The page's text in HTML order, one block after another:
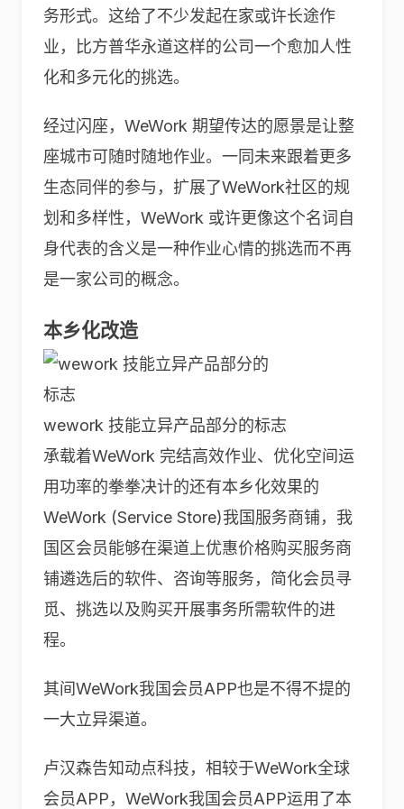
务形式。这给了不少发起在家或许长途作
业，比方普华永道这样的公司一个愈加人性
化和多元化的挑选。
经过闪座，WeWork 期望传达的愿景是让整
座城市可随时随地作业。一同未来跟着更多
生态同伴的参与，扩展了WeWork社区的规
划和多样性，WeWork 或许更像这个名词自
身代表的含义是一种作业心情的挑选而不再
是一家公司的概念。
本乡化改造
wework 技能立异产品部分的标志
承载着WeWork 完结高效作业、优化空间运
用功率的拳拳决计的还有本乡化效果的
WeWork (Service Store)我国服务商铺，我
国区会员能够在渠道上优惠价格购买服务商
铺遴选后的软件、咨询等服务，简化会员寻
觅、挑选以及购买开展事务所需软件的进
程。
其间WeWork我国会员APP也是不得不提的
一大立异渠道。
卢汉森告知动点科技，相较于WeWork全球
会员APP，WeWork我国会员APP运用了本